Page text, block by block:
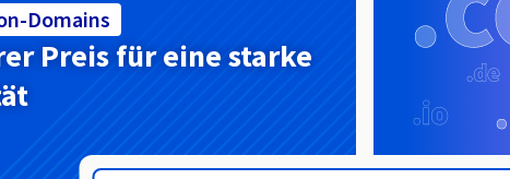
Domains
Preis für eine starke